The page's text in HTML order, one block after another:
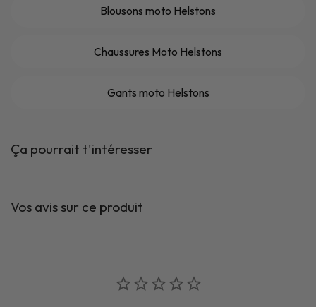
Blousons moto Helstons
Chaussures Moto Helstons
Gants moto Helstons
Ça pourrait t'intéresser
Vos avis sur ce produit